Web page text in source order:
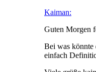
Kaiman:
Guten Morgen
Bei was könnte
einfach